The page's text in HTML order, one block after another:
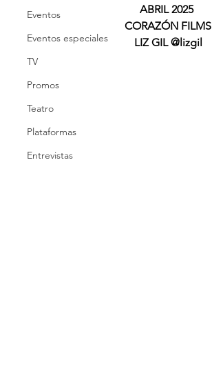
Eventos
Eventos especiales
TV
Promos
Teatro
Plataformas
Entrevistas
ABRIL 2025
CORAZÓN FILMS
LIZ GIL @lizgil